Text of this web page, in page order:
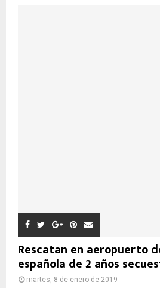
Rescatan en aeropuerto
española de 2 años
martes, 8 de enero de 2019